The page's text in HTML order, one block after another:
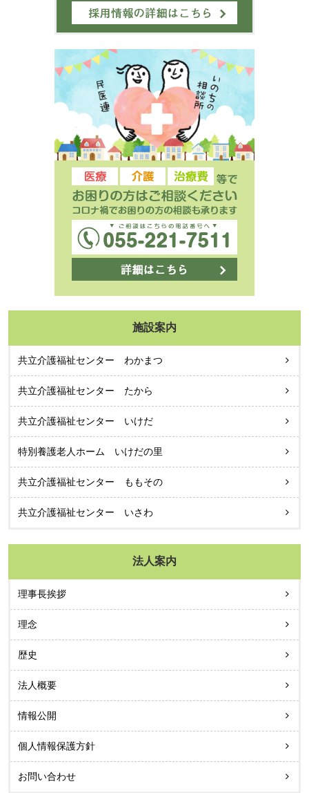
施設案内
共立介護福祉センター わかまつ
共立介護福祉センター たから
共立介護福祉センター いけだ
特別養護老人ホーム いけだの里
共立介護福祉センター ももその
共立介護福祉センター いさわ
法人案内
理事長挨拶
理念
歴史
法人概要
情報公開
個人情報保護方針
お問い合わせ